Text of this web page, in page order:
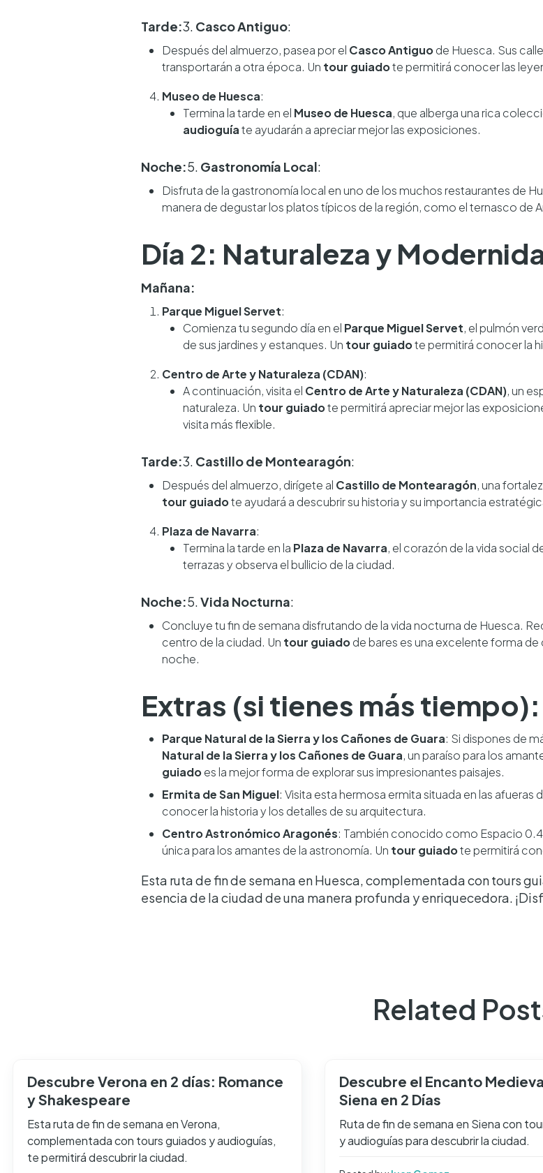
Tarde:3. Casco Antiguo:
Después del almuerzo, pasea por el Casco Antiguode Huesca. Sus
transportarán a otra época. Un tour guiadote permitirá conocer las
Museo de Huesca:
Termina la tarde en el Museo de Huesca, que alberga una rica
audioguíate ayudarán a apreciar mejor las exposiciones.
Noche:5. Gastronomía Local:
Disfruta de la gastronomía local en uno de los muchos restaurantes de
manera de degustar los platos típicos de la región, como el ternasco de
Día 2: Naturaleza y
Mañana:
Parque Miguel Servet:
Comienza tu segundo día en el Parque Miguel Servet, el pulmón
de sus jardines y estanques. Un tour guiadote permitirá conocer la
Centro de Arte y Naturaleza (CDAN):
A continuación, visita el Centro de Arte y Naturaleza (CDAN), un
naturaleza. Un tour guiadote permitirá apreciar mejor las
visita más flexible.
Tarde:3. Castillo de Montearagón:
Después del almuerzo, dirígete al Castillo de Montearagón, una
tour guiadote ayudará a descubrir su historia y su importancia
Plaza de Navarra:
Termina la tarde en la Plaza de Navarra, el corazón de la vida social
terrazas y observa el bullicio de la ciudad.
Noche:5.Vida Nocturna:
Concluye tu fin de semana disfrutando de la vida nocturna de Huesca.
centro de la ciudad. Un tour guiadode bares es una excelente forma
noche.
Extras (si tienes más tiempo):
Parque Natural de la Sierra y los Cañones de Guara: Si dispones de
Natural de la Sierra y los Cañones de Guara, un paraíso para los
guiadoes la mejor forma de explorar sus impresionantes paisajes.
Ermita de San Miguel: Visita esta hermosa ermita situada en las afueras
conocer la historia y los detalles de su arquitectura.
Centro Astronómico Aragonés: También conocido como Espacio
única para los amantes de la astronomía. Un tour guiadote permitirá
Esta ruta de fin de semana en Huesca, complementada con tours
esencia de la ciudad de una manera profunda y enriquecedora.
Related
Descubre Verona en 2 días: Romance
y Shakespeare
Esta ruta de fin de semana en Verona,
complementada con tours guiados y audioguías,
te permitirá descubrir la ciudad.
Descubre el Encanto
Siena en 2 Días
Ruta de fin de semana en Siena con
y audioguías para descubrir la ciudad.